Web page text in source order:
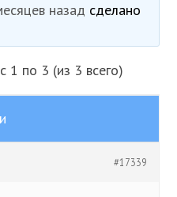
назад сделано
1 по 3 (из 3 всего)
#17339